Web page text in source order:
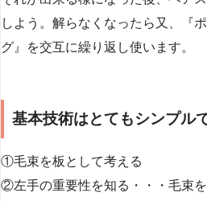
しよう。解らなくなったら又、『
グ』を交互に繰り返し使います。
基本技術はとてもシンプル
①毛束を板として考える
②左手の重要性を知る・・・毛束